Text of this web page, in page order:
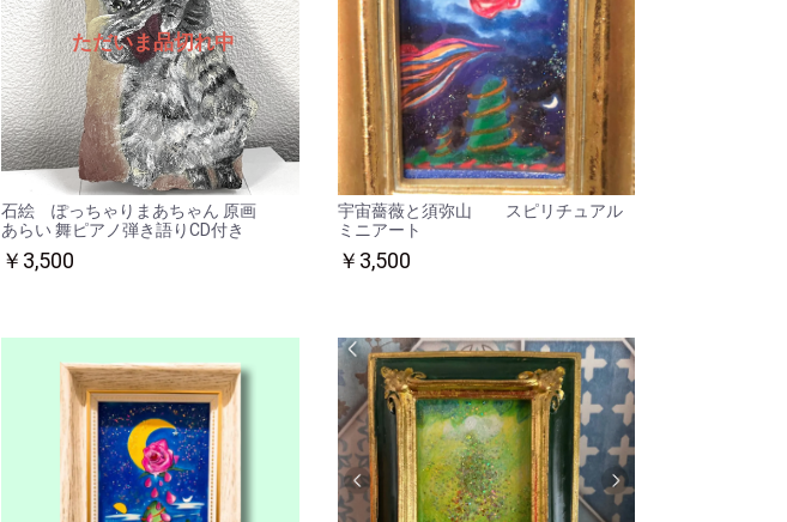
石絵 ぽっちゃりまあちゃん 原画
あらい 舞ピアノ弾き語りCD付き
￥3,500
宇宙薔薇と須弥山 スピリチュアル
ミニアート
￥3,500